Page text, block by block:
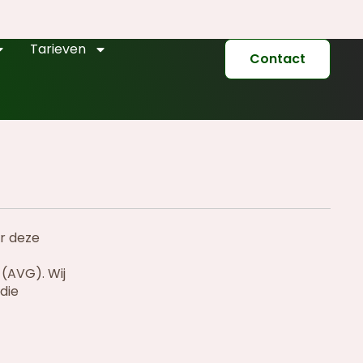
Tarieven
Contact
deze
Wij